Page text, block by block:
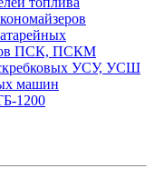
ПСК, ПСКМ
скребковых УСУ, УСШ
машин
1200